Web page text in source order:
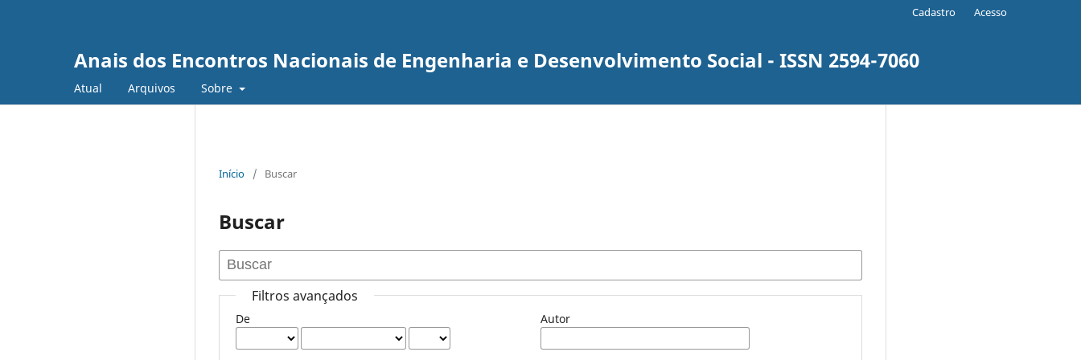
Anais dos Encontros Nacionais de Engenharia e Desenvolvimento Social - ISSN 2594-7060
Atual Arquivos Sobre
Cadastro Acesso
Início / Buscar
Buscar
Filtros avançados
De Autor